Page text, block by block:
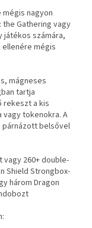
mégis nagyon
Gathering vagy
játékos számára,
mégis
mágneses
tartja
rekeszt a kis
tokenokra. A
párnázott belsővel
vagy 260+ double-
Shield Strongbox-
három Dragon